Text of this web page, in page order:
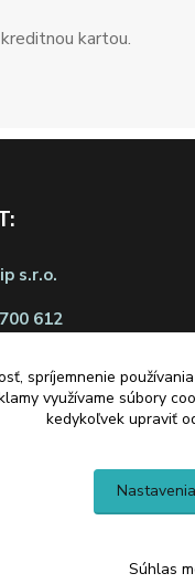
kartou.
s.r.o.
612
tu
spríjemnenie
využívame súbory
kedykoľvek upraviť
Nastavenia
Súhlas